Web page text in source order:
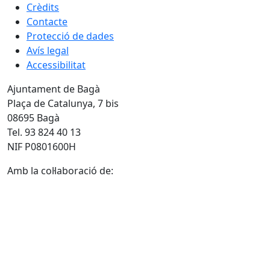
Crèdits
Contacte
Protecció de dades
Avís legal
Accessibilitat
Ajuntament de Bagà
Plaça de Catalunya, 7 bis
08695 Bagà
Tel. 93 824 40 13
NIF P0801600H
Amb la col·laboració de: